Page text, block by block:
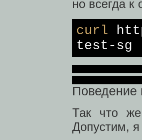
но всегда
curl
test-sg
Поведение
Так что же
Допустим,